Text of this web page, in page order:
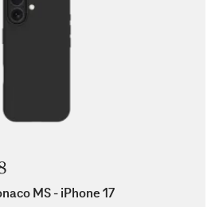
MS - iPhone 17